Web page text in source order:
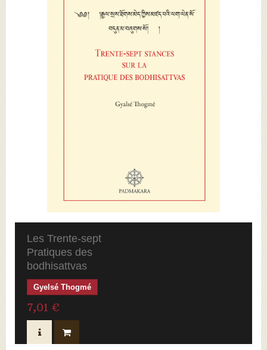
Les Trente-sept
Pratiques des
bodhisattvas
Gyelsé Thogmé
7,01 €